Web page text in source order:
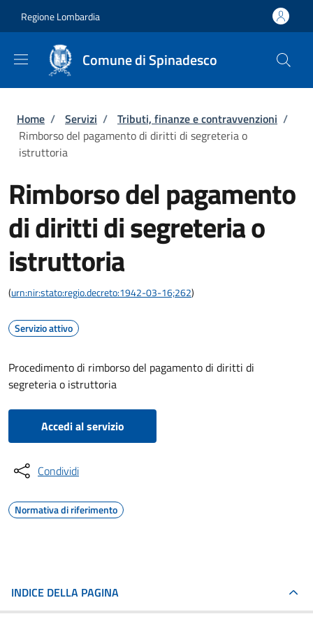
Regione Lombardia
Comune di Spinadesco
Briciole di pane
Home / Servizi / Tributi, finanze e contravvenzioni /
Rimborso del pagamento di diritti di segreteria o
istruttoria
Rimborso del pagamento
di diritti di segreteria o
istruttoria
(urn:nir:stato:regio.decreto:1942-03-16;262)
Servizio attivo
Procedimento di rimborso del pagamento di diritti di
segreteria o istruttoria
Accedi al servizio
Condividi
Normativa di riferimento
INDICE DELLA PAGINA